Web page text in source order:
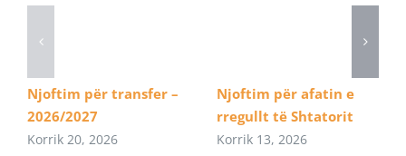
Njoftim për transfer –
2026/2027
Korrik 20, 2026
Njoftim për afatin e
rregullt të Shtatorit
Korrik 13, 2026